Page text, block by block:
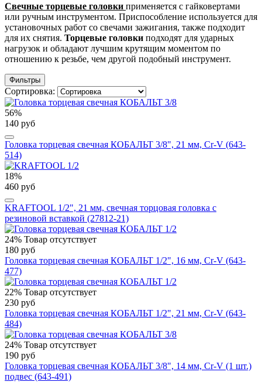
Свечные торцевые головки применяется с гайковертами
или ручным инструментом. Приспособление используется для
установочных работ со свечами зажигания, также подходит
для их снятия. Торцевые головки подходят для ударных
нагрузок и обладают лучшим крутящим моментом по
отношению к резьбе, чем другой подобный инструмент.
Фильтры
Сортировка:
56%
140 руб
Головка торцевая свечная КОБАЛЬТ 3/8", 21 мм, Cr-V (643-
514)
18%
460 руб
KRAFTOOL 1/2", 21 мм, свечная торцовая головка с
резиновой вставкой (27812-21)
24% Товар отсутствует
180 руб
Головка торцевая свечная КОБАЛЬТ 1/2", 16 мм, Cr-V (643-
477)
22% Товар отсутствует
230 руб
Головка торцевая свечная КОБАЛЬТ 1/2", 21 мм, Cr-V (643-
484)
24% Товар отсутствует
190 руб
Головка торцевая свечная КОБАЛЬТ 3/8", 14 мм, Cr-V (1 шт.)
подвес (643-491)